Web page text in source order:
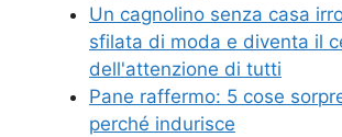
Un cagnolino senza casa
sfilata di moda e diventa il
dell'attenzione di tutti
Pane raffermo: 5 cose
perché indurisce